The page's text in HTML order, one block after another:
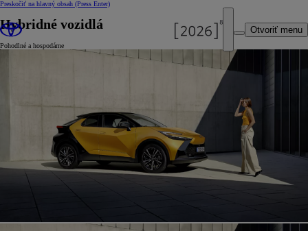
Preskočiť na hlavný obsah (Press Enter)
Otvoriť menu
Hybridné vozidlá
Pohodlné a hospodárne